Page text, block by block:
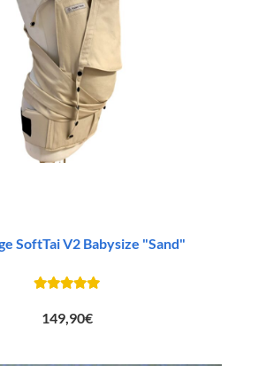
SoftTai V2 Babysize "Sand"
149,90€